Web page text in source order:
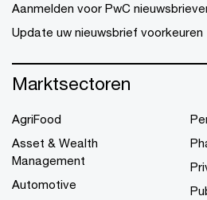
Aanmelden voor PwC
Update uw nieuwsbrief voorkeuren
Marktsectoren
AgriFood
Asset & Wealth
Management
Automotive